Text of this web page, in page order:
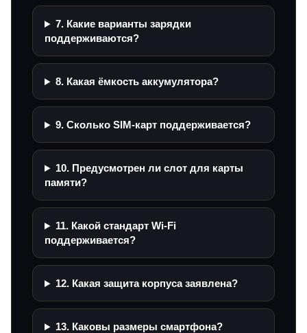
7. Какие варианты зарядки
поддерживаются?
8. Какая ёмкость аккумулятора?
9. Сколько SIM-карт поддерживается?
10. Предусмотрен ли слот для карты
памяти?
11. Какой стандарт Wi‑Fi
поддерживается?
12. Какая защита корпуса заявлена?
13. Каковы размеры смартфона?